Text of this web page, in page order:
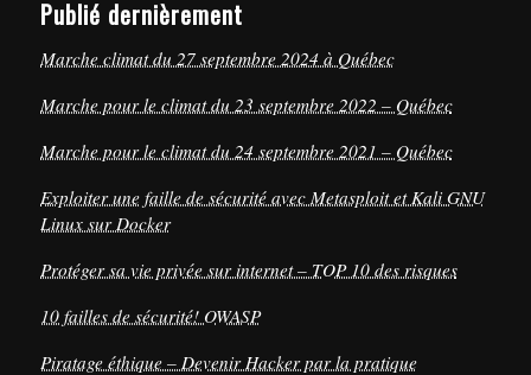
Publié dernièrement
Marche climat du 27 septembre 2024 à Québec
Marche pour le climat du 23 septembre 2022 – Québec
Marche pour le climat du 24 septembre 2021 – Québec
Exploiter une faille de sécurité avec Metasploit et Kali GNU
Linux sur Docker
Protéger sa vie privée sur internet – TOP 10 des risques
10 failles de sécurité! OWASP
Piratage éthique – Devenir Hacker par la pratique